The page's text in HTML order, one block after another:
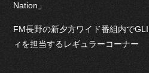
Nation」
FM長野の新夕方ワイド番組内で
ィを担当するレギュラーコーナー